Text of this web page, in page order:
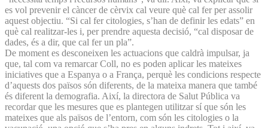
es vol prevenir el càncer de cèrvix cal veure què cal fer per assolir
aquest objectiu. “Si cal fer citologies, s’han de definir les edats” en
què cal realitzar-les i, per prendre aquesta decisió, “cal disposar de
dades, és a dir, que cal fer un pla”.
De moment es desconeixen les actuacions que caldrà impulsar, ja
que, tal com va remarcar Coll, no es poden aplicar les mateixes
iniciatives que a Espanya o a França, perquè les condicions respecte
d’aquests dos països són diferents, de la mateixa manera que també
és diferent la demografia. Així, la directora de Salut Pública va
recordar que les mesures que es plantegen utilitzar sí que són les
mateixes que als països de l’entorn, com són les citologies o la